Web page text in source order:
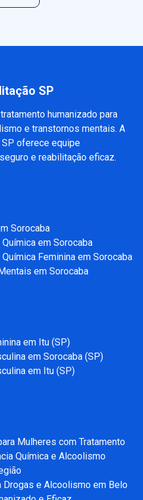
SP
humanizado para
e transtornos mentais. A
SP oferece equipe
e reabilitação eficaz.
Sorocaba
em Sorocaba
Feminina em Sorocaba
em Sorocaba
em Itu (SP)
em Sorocaba (SP)
em Itu (SP)
Mulheres com Tratamento
Química e Alcoolismo
Drogas e Alcoolismo em Belo